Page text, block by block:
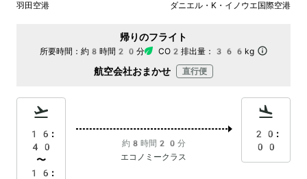
羽田空港 ダニエル・K・イノウエ国際空港
帰りのフライト
所要時間： 約8時間20分 CO2排出量： 366kg
航空会社おまかせ 直行便
16:
40
〜
16:
約8時間20分
エコノミークラス
20:
00